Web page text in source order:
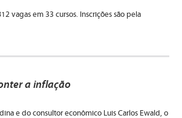
vagas em 33 cursos. Inscrições são pela
a inflação
e do consultor econômico Luis Carlos Ewald, o